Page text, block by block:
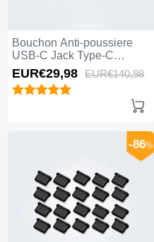
Bouchon Anti-poussiere
USB-C Jack Type-C
Universel 10PCS Noir
EUR€29,98 EUR€140,98
-86%